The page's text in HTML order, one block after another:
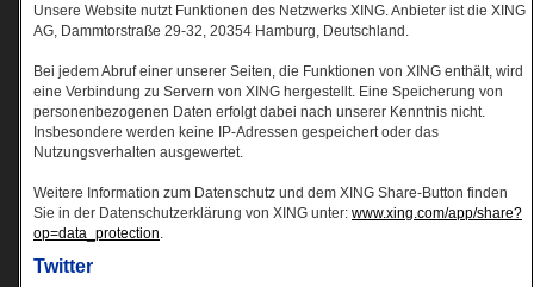
Unsere Website nutzt Funktionen des Netzwerks XING. Anbieter ist die XING
AG, Dammtorstraße 29-32, 20354 Hamburg, Deutschland.
Bei jedem Abruf einer unserer Seiten, die Funktionen von XING enthält, wird
eine Verbindung zu Servern von XING hergestellt. Eine Speicherung von
personenbezogenen Daten erfolgt dabei nach unserer Kenntnis nicht.
Insbesondere werden keine IP-Adressen gespeichert oder das
Nutzungsverhalten ausgewertet.
Weitere Information zum Datenschutz und dem XING Share-Button finden
Sie in der Datenschutzerklärung von XING unter: www.xing.com/app/share?
op=data_protection.
Twitter